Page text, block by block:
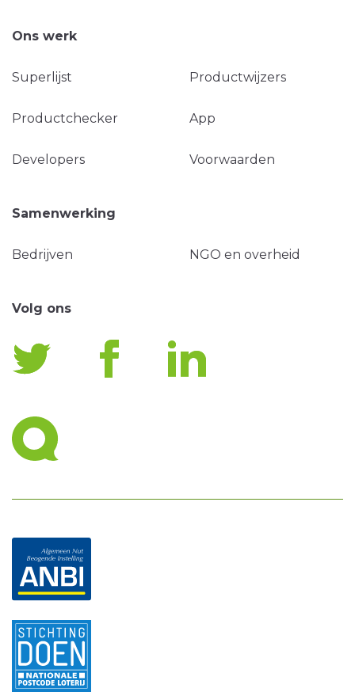
Ons werk
Superlijst Productwijzers
Productchecker App
Developers Voorwaarden
Samenwerking
Bedrijven NGO en overheid
Volg ons